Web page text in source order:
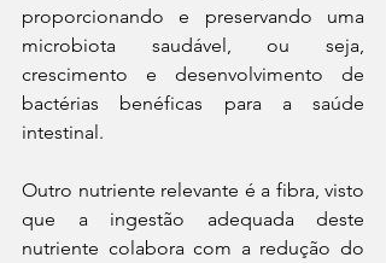
proporcionando e preservando uma
microbiota saudável, ou seja,
crescimento e desenvolvimento de
bactérias benéficas para a saúde
intestinal.
Outro nutriente relevante é a fibra, visto
que a ingestão adequada deste
nutriente colabora com a redução do